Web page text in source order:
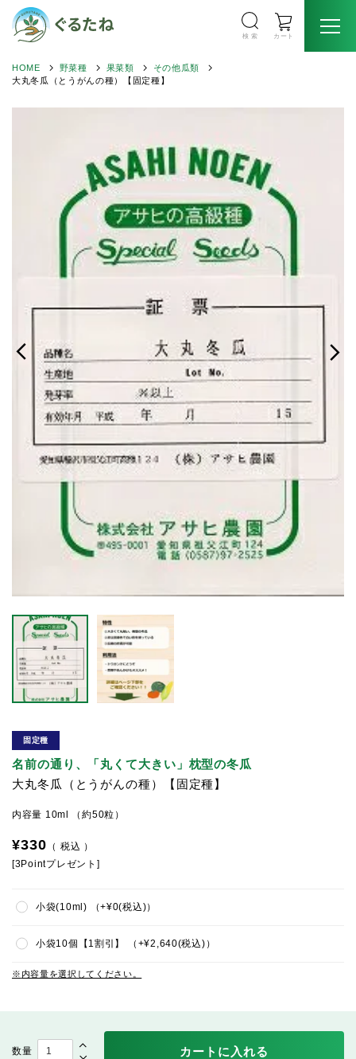
検 索 カート
HOME 野菜種 果菜類
その他瓜類
大丸冬瓜（とうがんの種）【固定種】
固定種
名前の通り、「丸くて大きい」枕型の冬瓜
大丸冬瓜（とうがんの種）【固定種】
内容量 10ml （約50粒）
¥330
税込
[3Pointプレゼント]
内容量を選択してください。
小袋(10ml) +¥0 税込
小袋10個【1割引】 +¥2,640 税込
カートに入れる